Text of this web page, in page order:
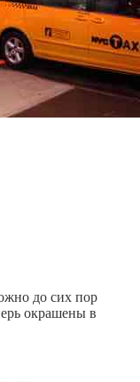
до сих пор
окрашены в